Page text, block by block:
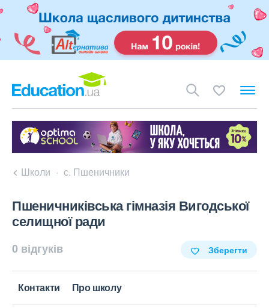
Школи с. Пшеничники
Пшеничниківська гімназія Вигодської
селищної ради
0 відгуків Зберегти
Контакти Про школу